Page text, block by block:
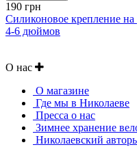
190 грн
Силиконовое крепление на
4-6 дюймов
О нас
О магазине
Где мы в Николаеве
Пресса о нас
Зимнее хранение
Николаевский